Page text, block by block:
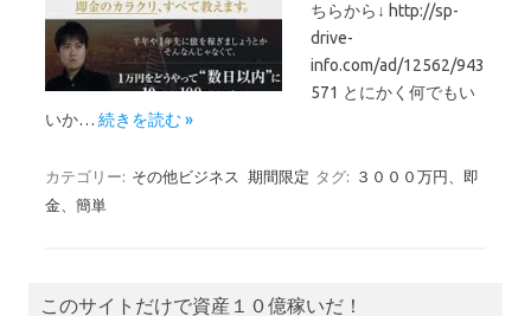
ちらから↓ http://sp-
drive-
info.com/ad/12562/943
571 とにかく何でもい
いか… 続きを読む »
カテゴリー: その他ビジネス 期間限定 タグ:
３０００万円、即
金、簡単
このサイトだけで資産１０億稼いだ！